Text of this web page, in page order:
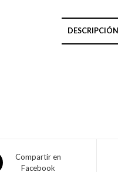
DESCRIPCIÓN
Compartir en
Facebook